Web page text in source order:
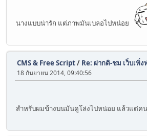
นางแบบน่ารัก แต่ภาพมันเบลอไปหน่อย
CMS & Free Script/ Re: ฝากติ-ชม เว็บเพิ่ง
18 กันยายน 2014, 09:40:56
สำหรับผมข้างบนมันดูโล่งไปหน่อย แล้วแต่ค